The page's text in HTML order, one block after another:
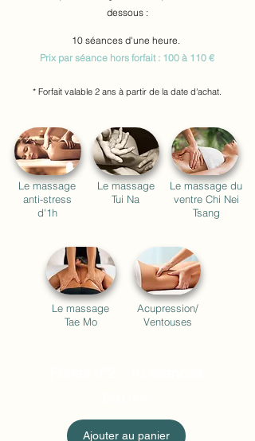
dessous :
10 séances d'une heure.
Prix par séance hors forfait : 100 à 110 €
* Forfait valable 2 ans à partir de la date d'achat.
Le massage
anti-stress
d'1h
Le massage
Tui Na
Le massage du
ventre Chi Nei
Tsang
Le massage
Tae Mo
Acupression/
Ventouses
Ajouter au panier